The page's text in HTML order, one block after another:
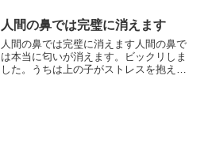
でいるうちに撒き散らしてしまったり、
食べてしまわまい...
人間の鼻では完璧に消えます
人間の鼻では完璧に消えます人間の鼻で
は本当に匂いが消えます。ビックリしま
した。うちは上の子がストレスを抱えた